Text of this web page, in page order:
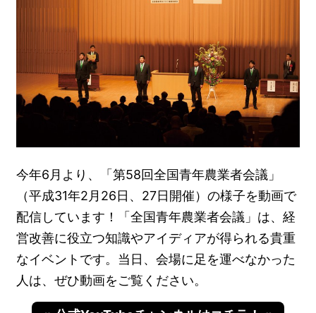
今年6月より、「第58回全国青年農業者会議」
（平成31年2月26日、27日開催）の様子を動画で
配信しています！「全国青年農業者会議」は、経
営改善に役立つ知識やアイディアが得られる貴重
なイベントです。当日、会場に足を運べなかった
人は、ぜひ動画をご覧ください。